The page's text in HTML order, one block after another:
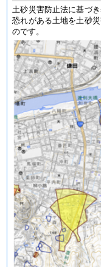
土砂災害防止法に基づ
恐れがある土地を土砂
のです。